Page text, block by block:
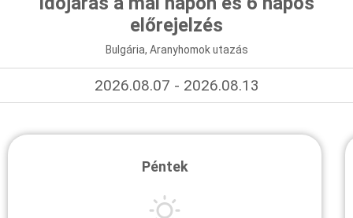
előrejelzés
Bulgária, Aranyhomok utazás
2026.08.07 - 2026.08.13
Péntek